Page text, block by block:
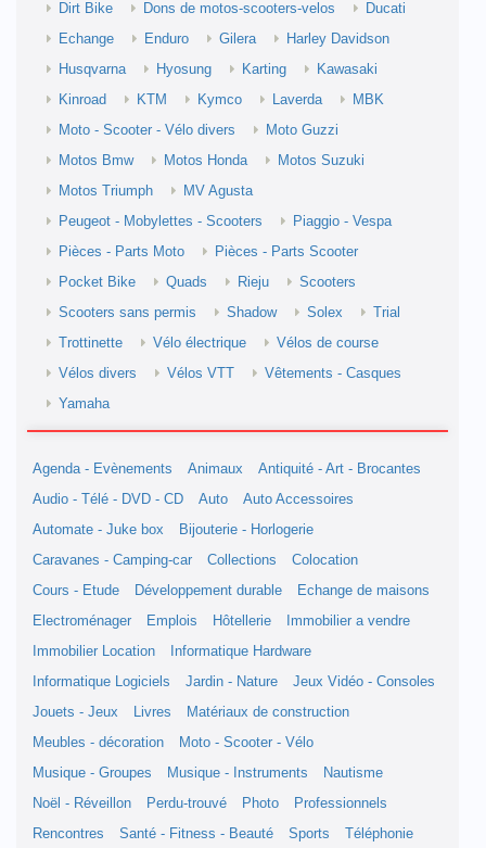
Dirt Bike
Dons de motos-scooters-velos
Ducati
Echange
Enduro Gilera
Harley Davidson
Husqvarna
Hyosung Karting
Kawasaki
Kinroad
KTM Kymco Laverda
MBK
Moto - Scooter - Vélo divers
Moto Guzzi
Motos Bmw
Motos Honda
Motos Suzuki
Motos Triumph
MV Agusta
Peugeot - Mobylettes - Scooters
Piaggio - Vespa
Pièces - Parts Moto
Pièces - Parts Scooter
Pocket Bike
Quads Rieju
Scooters
Scooters sans permis
Shadow Solex
Trial
Trottinette
Vélo électrique
Vélos de course
Vélos divers
Vélos VTT
Vêtements - Casques
Yamaha
Agenda - Evènements Animaux
Antiquité - Art - Brocantes
Audio - Télé - DVD - CD
Auto
Auto Accessoires
Automate - Juke box
Bijouterie - Horlogerie
Caravanes - Camping-car
Collections
Colocation
Cours - Etude
Développement durable
Echange de maisons
Electroménager
Emplois Hôtellerie
Immobilier a vendre
Immobilier Location
Informatique Hardware
Informatique Logiciels
Jardin - Nature
Jeux Vidéo - Consoles
Jouets - Jeux
Livres
Matériaux de construction
Meubles - décoration
Moto - Scooter - Vélo
Musique - Groupes
Musique - Instruments
Nautisme
Noël - Réveillon
Perdu-trouvé Photo
Professionnels
Rencontres
Santé - Fitness - Beauté Sports
Téléphonie